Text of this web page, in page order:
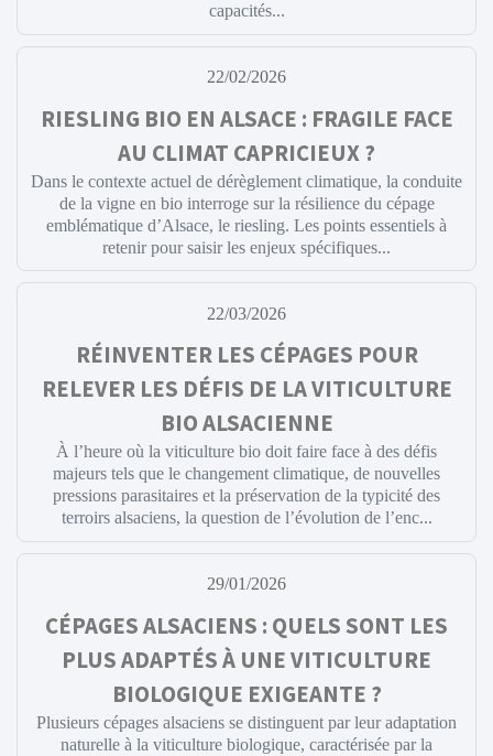
capacités...
22/02/2026
RIESLING BIO EN ALSACE : FRAGILE FACE
AU CLIMAT CAPRICIEUX ?
Dans le contexte actuel de dérèglement climatique, la conduite
de la vigne en bio interroge sur la résilience du cépage
emblématique d’Alsace, le riesling. Les points essentiels à
retenir pour saisir les enjeux spécifiques...
22/03/2026
RÉINVENTER LES CÉPAGES POUR
RELEVER LES DÉFIS DE LA VITICULTURE
BIO ALSACIENNE
À l’heure où la viticulture bio doit faire face à des défis
majeurs tels que le changement climatique, de nouvelles
pressions parasitaires et la préservation de la typicité des
terroirs alsaciens, la question de l’évolution de l’enc...
29/01/2026
CÉPAGES ALSACIENS : QUELS SONT LES
PLUS ADAPTÉS À UNE VITICULTURE
BIOLOGIQUE EXIGEANTE ?
Plusieurs cépages alsaciens se distinguent par leur adaptation
naturelle à la viticulture biologique, caractérisée par la